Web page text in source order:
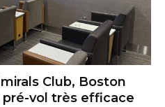
Club, Boston
pré-vol très efficace